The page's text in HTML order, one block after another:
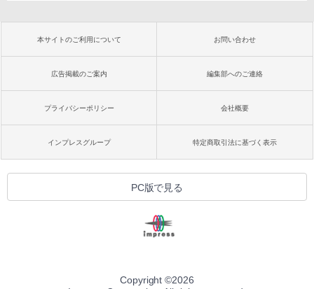
本サイトのご利用について お問い合わせ
広告掲載のご案内 編集部へのご連絡
プライバシーポリシー 会社概要
インプレスグループ 特定商取引法に基づく表示
PC版で見る
Copyright ©2026